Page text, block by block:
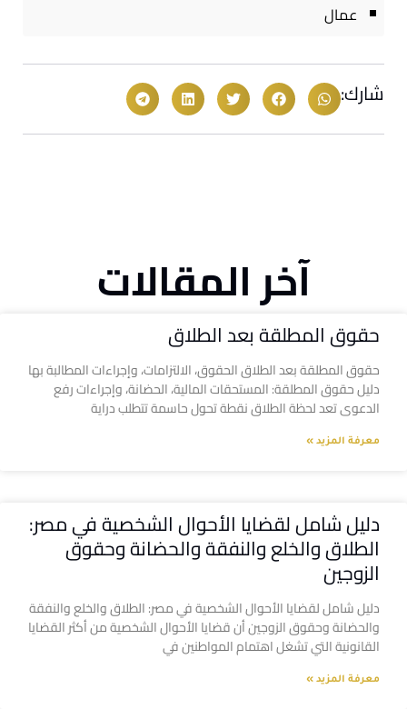
عمال
شارك:
آخر المقالات
حقوق المطلقة بعد الطلاق
حقوق المطلقة بعد الطلاق الحقوق، الالتزامات، وإجراءات المطالبة بها
دليل حقوق المطلقة: المستحقات المالية، الحضانة، وإجراءات رفع
الدعوى تعد لحظة الطلاق نقطة تحول حاسمة تتطلب دراية
معرفة المزيد »
دليل شامل لقضايا الأحوال الشخصية في مصر:
الطلاق والخلع والنفقة والحضانة وحقوق
الزوجين
دليل شامل لقضايا الأحوال الشخصية في مصر: الطلاق والخلع والنفقة
والحضانة وحقوق الزوجين أن قضايا الأحوال الشخصية من أكثر القضايا
القانونية التي تشغل اهتمام المواطنين في
معرفة المزيد »